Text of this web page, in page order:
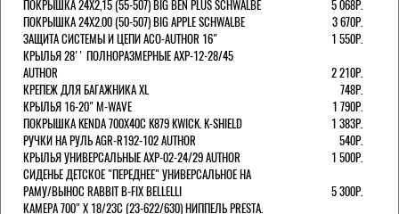
ПОКРЫШКА 24X2,15 (55-507) BIG BEN PLUS SCHWALBE
5 068Р.
ПОКРЫШКА 24X2.00 (50-507) BIG APPLE SCHWALBE
3 670Р.
ЗАЩИТА СИСТЕМЫ И ЦЕПИ ACO-AUTHOR 16"
1 550Р.
КРЫЛЬЯ 28'' ПОЛНОРАЗМЕРНЫЕ AXP-12-28/45
AUTHOR
2 210Р.
КРЕПЕЖ ДЛЯ БАГАЖНИКА XL
748Р.
КРЫЛЬЯ 16-20" M-WAVE
1 790Р.
ПОКРЫШКА KENDA 700Х40С K879 KWICK. K-SHIELD
1 383Р.
РУЧКИ НА РУЛЬ AGR-R192-102 AUTHOR
540Р.
КРЫЛЬЯ УНИВЕРСАЛЬНЫЕ AXP-02-24/29 AUTHOR
1 500Р.
СИДЕНЬЕ ДЕТСКОЕ "ПЕРЕДНЕЕ" УНИВЕРСАЛЬНОЕ НА
РАМУ/ВЫНОС RABBIT B-FIX BELLELLI
5 300Р.
КАМЕРА 700" Х 18/23C (23-622/630) НИППЕЛЬ PRESTA.